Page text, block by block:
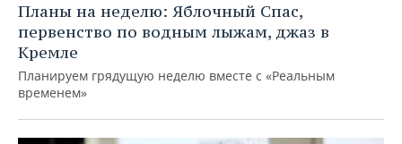
Планы на неделю: Яблочный Спас,
первенство по водным лыжам, джаз в
Кремле
Планируем грядущую неделю вместе с «Реальным
временем»